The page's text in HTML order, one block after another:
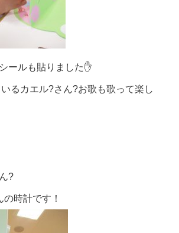
ールも貼りました✋
るカエル?さん?お歌も歌って楽し
?
時計です！